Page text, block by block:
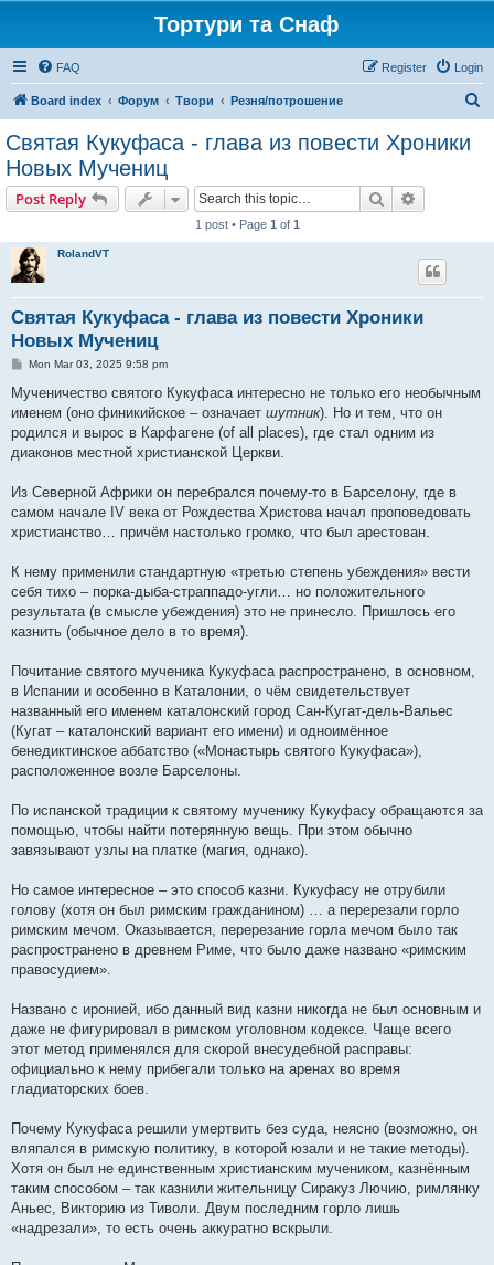
Тортури та Снаф
FAQ Login
Register
Board index Форум Твори Резня/потрошение
Святая Кукуфаса - глава из повести Хроники
Новых Мучениц
Post Reply Search
1 post • Page 1 of 1
RolandVT
Святая Кукуфаса - глава из повести Хроники
Новых Мучениц
P
s
t
Mon Mar 03, 2025 9:58 pm
Мученичество святого Кукуфаса интересно не только его необычным
именем (оно финикийское – означает шутник). Но и тем, что он
родился и вырос в Карфагене (of all places), где стал одним из
диаконов местной христианской Церкви.
Из Северной Африки он перебрался почему-то в Барселону, где в
самом начале IV века от Рождества Христова начал проповедовать
христианство… причём настолько громко, что был арестован.
К нему применили стандартную «третью степень убеждения» вести
себя тихо – порка-дыба-страппадо-угли… но положительного
результата (в смысле убеждения) это не принесло. Пришлось его
казнить (обычное дело в то время).
Почитание святого мученика Кукуфаса распространено, в основном,
в Испании и особенно в Каталонии, о чём свидетельствует
названный его именем каталонский город Сан-Кугат-дель-Вальес
(Кугат – каталонский вариант его имени) и одноимённое
бенедиктинское аббатство («Монастырь святого Кукуфаса»),
расположенное возле Барселоны.
По испанской традиции к святому мученику Кукуфасу обращаются за
помощью, чтобы найти потерянную вещь. При этом обычно
завязывают узлы на платке (магия, однако).
Но самое интересное – это способ казни. Кукуфасу не отрубили
голову (хотя он был римским гражданином) … а перерезали горло
римским мечом. Оказывается, перерезание горла мечом было так
распространено в древнем Риме, что было даже названо «римским
правосудием».
Названо с иронией, ибо данный вид казни никогда не был основным и
даже не фигурировал в римском уголовном кодексе. Чаще всего
этот метод применялся для скорой внесудебной расправы:
официально к нему прибегали только на аренах во время
гладиаторских боев.
Почему Кукуфаса решили умертвить без суда, неясно (возможно, он
вляпался в римскую политику, в которой юзали и не такие методы).
Хотя он был не единственным христианским мучеником, казнённым
таким способом – так казнили жительницу Сиракуз Лючию, римлянку
Аньес, Викторию из Тиволи. Двум последним горло лишь
«надрезали», то есть очень аккуратно вскрыли.